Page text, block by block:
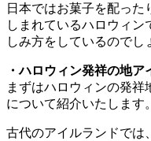
日本ではお菓子を配っ
しまれているハロウィ
しみ方をしているのでし
・ハロウィン発祥の地
まずはハロウィンの発
について紹介いたします。
古代のアイルランドでは